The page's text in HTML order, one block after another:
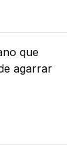
que
agarrar